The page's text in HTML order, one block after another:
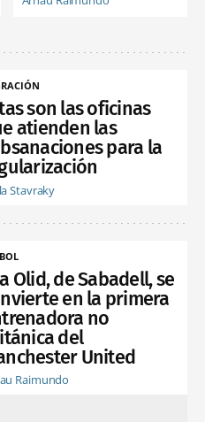
son las oficinas
atienden las
para la
Stavraky
Olid, de Sabadell, se
en la primera
no
del
United
Raimundo